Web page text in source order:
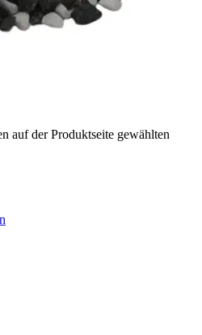
auf der Produktseite gewählten